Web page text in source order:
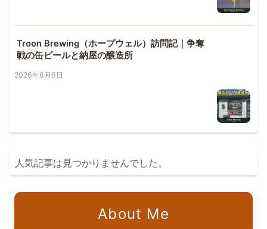
Troon Brewing（ホープウェル）訪問記｜争奪
戦の缶ビールと納屋の醸造所
2026年8月6日
人気記事は見つかりませんでした。
About Me